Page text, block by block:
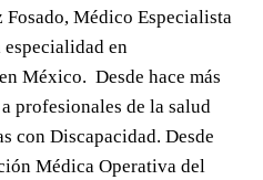
Médico Especialista
en
México. Desde hace más
profesionales de la salud
con Discapacidad. Desde
Médica Operativa del